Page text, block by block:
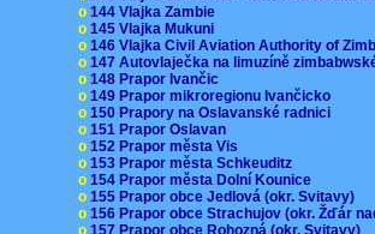
o 144 Vlajka Zambie
o 145 Vlajka Mukuni
o 146 Vlajka Civil Aviation Authority of
o 147 Autovlaječka na limuzíně
o 148 Prapor Ivančic
o 149 Prapor mikroregionu Ivančicko
o 150 Prapory na Oslavanské radnici
o 151 Prapor Oslavan
o 152 Prapor města Vis
o 153 Prapor města Schkeuditz
o 154 Prapor města Dolní Kounice
o 155 Prapor obce Jedlová (okr. Svitavy)
o 156 Prapor obce Strachujov (okr. Žďár
o 157 Prapor obce Rohozná (okr. Svitavy)